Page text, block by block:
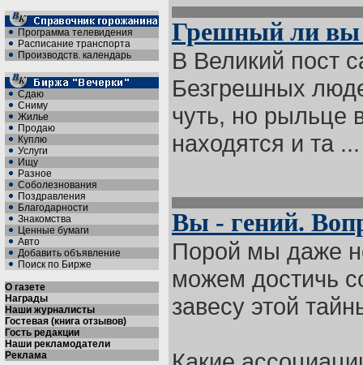
Программа телевидения
Расписание транспорта
Производств. календарь
Сдаю
Сниму
Жилье
Продаю
Куплю
Услуги
Ищу
Разное
Соболезнования
Поздравления
Благодарности
Знакомства
Ценные бумаги
Авто
Добавить объявление
Поиск по Бирже
О газете
Награды
Наши журналисты
Гостевая (книга отзывов)
Гость редакции
Наши рекламодатели
Реклама
Грешный ли вы
В Великий пост
Безгрешных
чуть, но рыльце
находятся и та ...
Вы - гений.
Порой мы даже
можем достичь
завесу этой